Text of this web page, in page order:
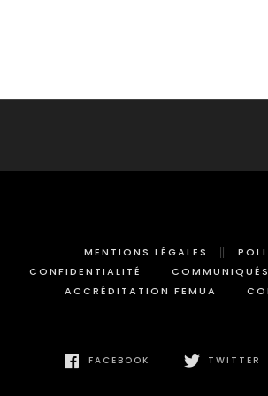
MENTIONS LÉGALES
CONFIDENTIALITÉ
ACCRÉDITATION FEMUA
FACEBOOK TWITTER